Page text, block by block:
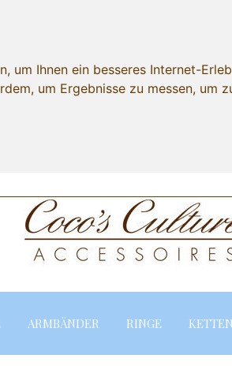
Ihnen ein besseres Internet-
um Ergebnisse zu messen, um
ARMBÄNDER RINGE KETTEN